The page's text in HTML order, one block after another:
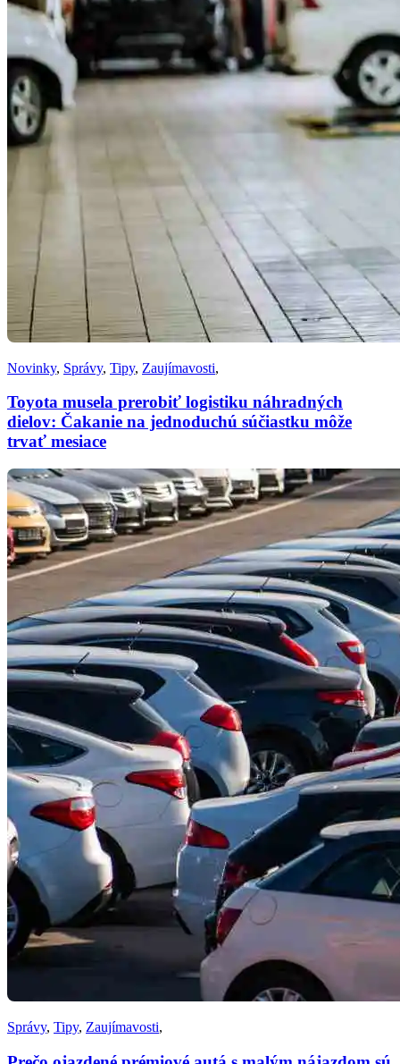
Novinky, Správy, Tipy, Zaujímavosti,
Toyota musela prerobiť logistiku náhradných
dielov: Čakanie na jednoduchú súčiastku môže
trvať mesiace
Správy, Tipy, Zaujímavosti,